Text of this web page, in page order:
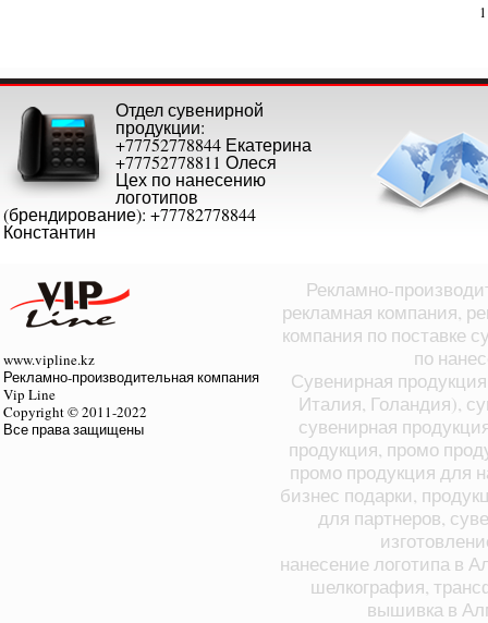
1
Отдел сувенирной
продукции:
+77752778844 Екатерина
+77752778811 Олеся
Цех по нанесению
логотипов
(брендирование): +77782778844
Константин
www.vipline.kz
Рекламно-производительная компания
Vip Line
Copyright © 2011-2022
Все права защищены
Рекламно-
рекламная компания,
компания по поставке
по
Сувенирная
Италия, Голандия),
сувенирная
продукция, промо
промо продукция для
бизнес подарки,
для партнеров,
нанесение логотипа в
шелкография,
вышивка в